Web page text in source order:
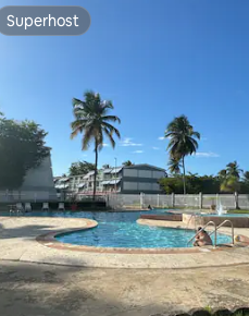
van 4,96 op 5, 56
Superhost
Superhost